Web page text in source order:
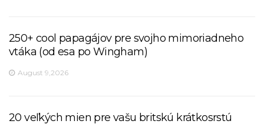
250+ cool papagájov pre svojho mimoriadneho
vtáka (od esa po Wingham)
August 9,2026
20 veľkých mien pre vašu britskú krátkosrstú